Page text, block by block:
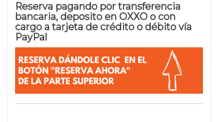
Reserva pagando por transferencia
bancaria, deposito en OXXO o con
cargo a tarjeta de crédito o débito vía
PayPal